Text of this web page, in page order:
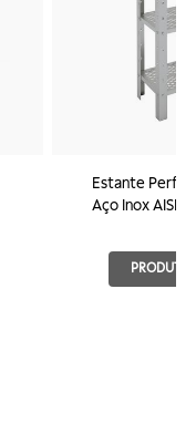
Estante
Aço Inox AISI
PRODUTO